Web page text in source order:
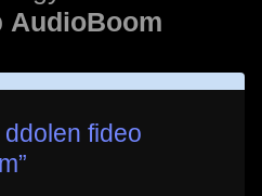
AudioBoom
fideo
”